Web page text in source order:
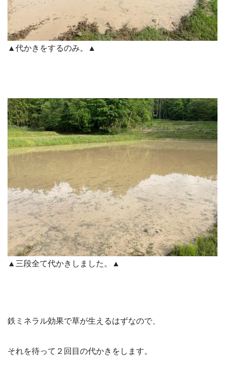
▲代かきをするのみ。▲
▲三段全て代かきしました。▲
鉄ミネラル効果で草が生えるはずなので、
それを待って２回目の代かきをします。